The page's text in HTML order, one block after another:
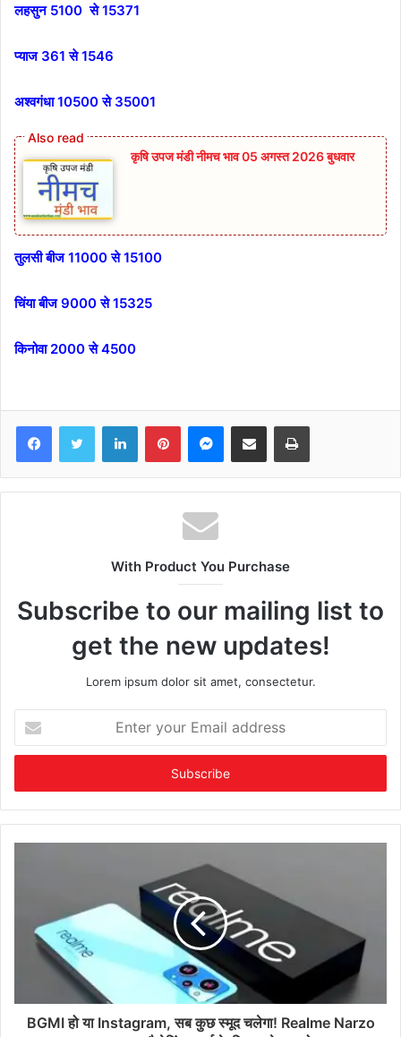
लहसुन 5100 से 15371
प्याज 361 से 1546
अश्वगंधा 10500 से 35001
कृषि उपज मंडी नीमच भाव 05 अगस्त 2026 बुधवार
तुलसी बीज 11000 से 15100
चिंया बीज 9000 से 15325
किनोवा 2000 से 4500
FacebookTwitter LinkedInPinterestMessenger
Share via Email Print
With Product You Purchase
Subscribe to our mailing list to
get the new updates!
Lorem ipsum dolor sit amet, consectetur.
your
Email
BGMI हो या Instagram, सब कुछ स्मूद चलेगा! Realme Narzo